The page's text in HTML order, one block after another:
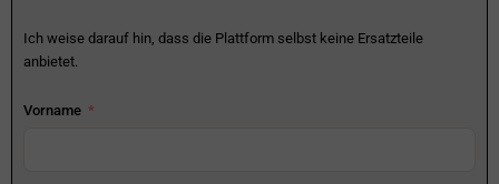
Ich weise darauf hin, dass die Plattform selbst keine Ersatzteile
anbietet.
Vorname